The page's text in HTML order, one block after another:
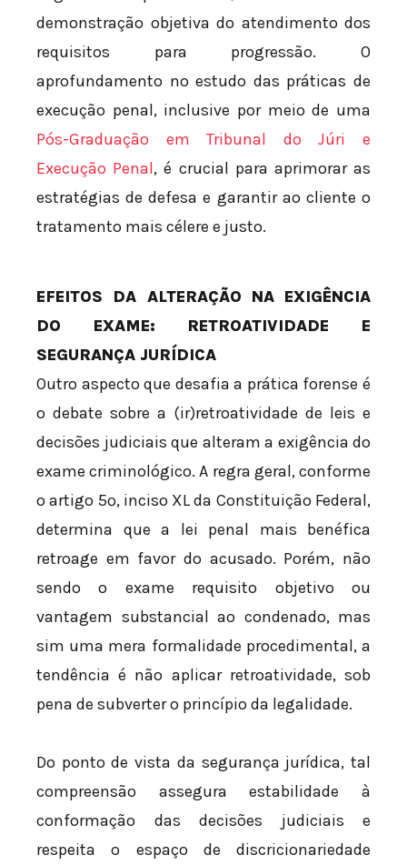
demonstração objetiva do atendimento dos
requisitos para progressão. O
aprofundamento no estudo das práticas de
execução penal, inclusive por meio de uma
Pós-Graduação em Tribunal do Júri e
Execução Penal, é crucial para aprimorar as
estratégias de defesa e garantir ao cliente o
tratamento mais célere e justo.
EFEITOS DA ALTERAÇÃO NA EXIGÊNCIA
DO EXAME: RETROATIVIDADE E
SEGURANÇA JURÍDICA
Outro aspecto que desafia a prática forense é
o debate sobre a (ir)retroatividade de leis e
decisões judiciais que alteram a exigência do
exame criminológico. A regra geral, conforme
o artigo 5º, inciso XL da Constituição Federal,
determina que a lei penal mais benéfica
retroage em favor do acusado. Porém, não
sendo o exame requisito objetivo ou
vantagem substancial ao condenado, mas
sim uma mera formalidade procedimental, a
tendência é não aplicar retroatividade, sob
pena de subverter o princípio da legalidade.
Do ponto de vista da segurança jurídica, tal
compreensão assegura estabilidade à
conformação das decisões judiciais e
respeita o espaço de discricionariedade